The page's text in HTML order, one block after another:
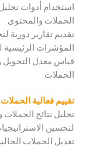
استخدام أدوات
الحملات والمحتوى
تقديم تقارير دورية
المؤشرات الرئيسية
قياس معدل التحويل
الحملات
تقييم فعالية
تحليل نتائج
لتحسين
تعديل الحملات